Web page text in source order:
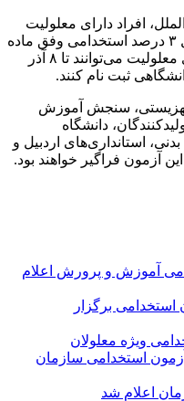
افراد دارای معلولیت
واجد شرایط استفاده از سهمیه حداقل ۳ درصد استخدامی وفق ماده
۱۵ قانون حمایت از حقوق افراد دارای معلولیت می‌توانند تا ۸ آذر
ثبت نام کنند.
سنجش آموزش
دانشگاه
استانداری‌های اردبیل و
آزمون فراگیر خواهند بود.
آموزش و پرورش اعلام
برگزار
ویژه معلولان
استخدامی سازمان
اعلام شد